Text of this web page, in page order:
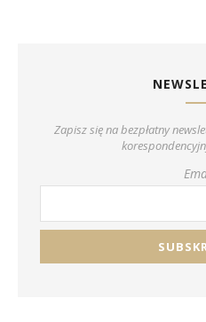
Zapisz się na bezpłatny